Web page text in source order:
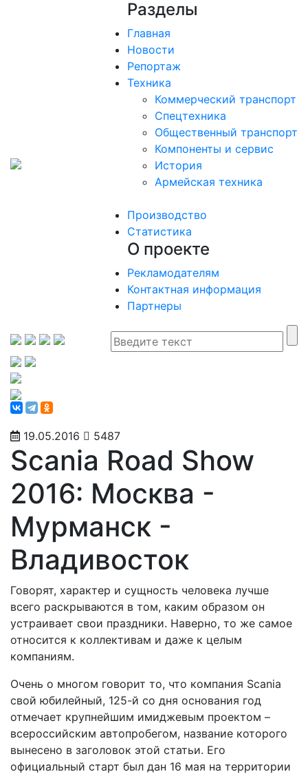
Разделы
Главная
Новости
Репортаж
Техника
Коммерческий транспорт
Спецтехника
Общественный транспорт
Компоненты и сервис
История
Армейская техника
Производство
Статистика
О проекте
Рекламодателям
Контактная информация
Партнеры
19.05.2016 5487
Scania Road Show
2016: Москва -
Мурманск -
Владивосток
Говорят, характер и сущность человека лучше
всего раскрываются в том, каким образом он
устраивает свои праздники. Наверно, то же самое
относится к коллективам и даже к целым
компаниям.
Очень о многом говорит то, что компания Scania
свой юбилейный, 125-й со дня основания год
отмечает крупнейшим имиджевым проектом –
всероссийским автопробегом, название которого
вынесено в заголовок этой статьи. Его
официальный старт был дан 16 мая на территории